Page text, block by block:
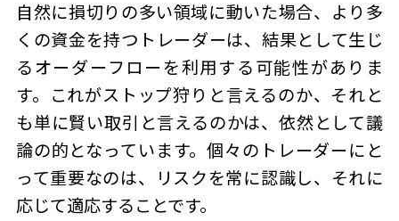
自然に損切りの多い領域に動いた場合、より多
くの資金を持つトレーダーは、結果として生じ
るオーダーフローを利用する可能性がありま
す。これがストップ狩り と言えるのか、それと
も単に賢い取引と言えるのかは、依然として議
論の的となっています。個々のトレーダーにと
って重要なのは、リスクを常に認識し、それに
応じて適応することです。